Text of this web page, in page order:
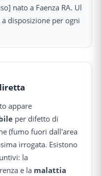
nato a Faenza RA. Ul
disposizione per ogni
appare
per difetto di
(fumo fuori dall'area
irrogata. Esistono
la
e la malattia